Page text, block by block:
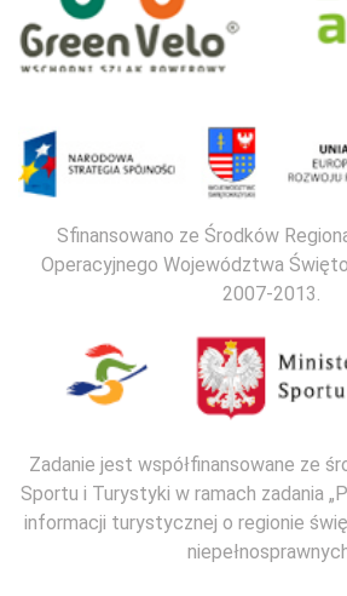
Sfinansowano ze Środków
Operacyjnego Województwa
2007-2013.
Zadanie jest współfinansowane ze
Sportu i Turystyki w ramach zadania
informacji turystycznej o regionie